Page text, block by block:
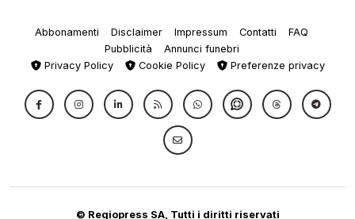
Abbonamenti Disclaimer Impressum Contatti
FAQ
Pubblicità
Annunci funebri
Privacy Policy
Cookie Policy Preferenze privacy
© Regiopress SA, Tutti i diritti riservati